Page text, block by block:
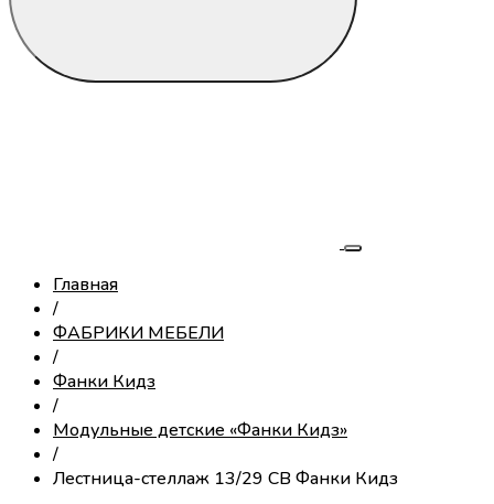
Главная
/
ФАБРИКИ МЕБЕЛИ
/
Фанки Кидз
/
Модульные детские «Фанки Кидз»
/
Лестница-стеллаж 13/29 СВ Фанки Кидз